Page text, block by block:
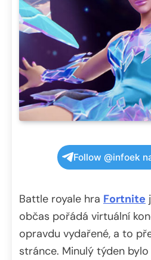
Follow @infoek
Battle royale hra Fortnite
občas pořádá virtuální
opravdu vydařené, a to
stránce. Minulý týden